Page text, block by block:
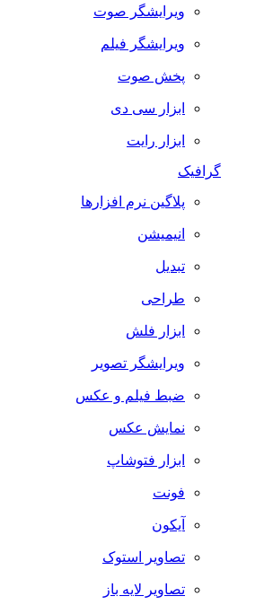
ویرایشگر صوت
ویرایشگر فیلم
پخش صوت
ابزار سی دی
ابزار رایت
گرافیک
پلاگین نرم افزارها
انیمیشن
تبدیل
طراحی
ابزار فلش
ویرایشگر تصویر
ضبط فيلم و عكس
نمایش عکس
ابزار فتوشاپ
فونت
آیکون
تصاویر استوک
تصاویر لایه باز